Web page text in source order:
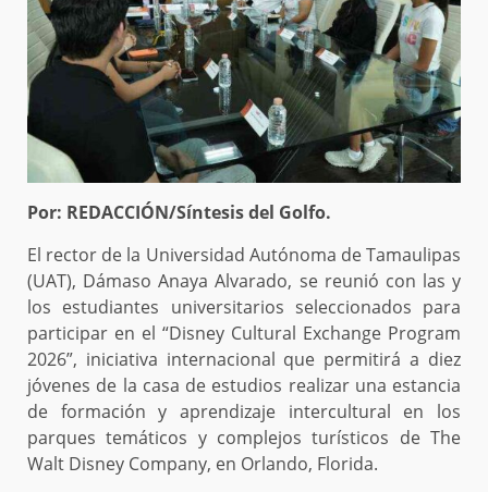
Por: REDACCIÓN/Síntesis del Golfo.
El rector de la Universidad Autónoma de Tamaulipas
(UAT), Dámaso Anaya Alvarado, se reunió con las y
los estudiantes universitarios seleccionados para
participar en el “Disney Cultural Exchange Program
2026”, iniciativa internacional que permitirá a diez
jóvenes de la casa de estudios realizar una estancia
de formación y aprendizaje intercultural en los
parques temáticos y complejos turísticos de The
Walt Disney Company, en Orlando, Florida.